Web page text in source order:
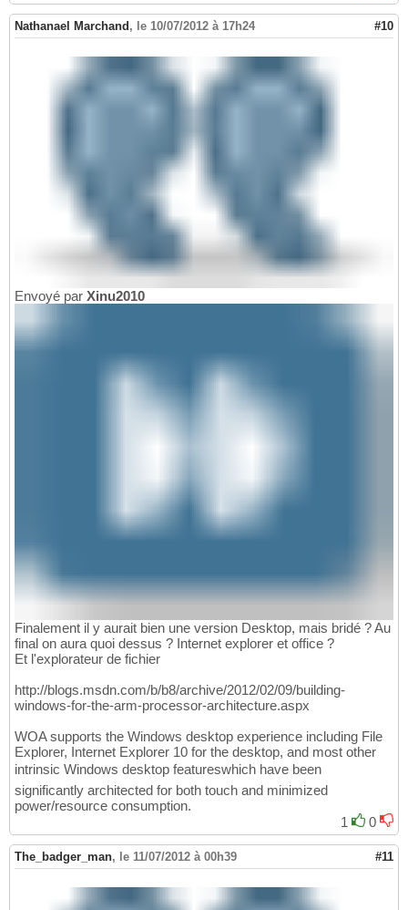
Nathanael Marchand , le 10/07/2012 à 17h24 #10
Envoyé par Xinu2010
Finalement il y aurait bien une version Desktop, mais bridé ? Au
final on aura quoi dessus ? Internet explorer et office ?
Et l'explorateur de fichier
http://blogs.msdn.com/b/b8/archive/2012/02/09/building-
windows-for-the-arm-processor-architecture.aspx
WOA supports the Windows desktop experience including File
Explorer, Internet Explorer 10 for the desktop, and most other
intrinsic Windows desktop featureswhich have been
significantly architected for both touch and minimized
power/resource consumption.
1
0
The_badger_man, le 11/07/2012 à 00h39 #11